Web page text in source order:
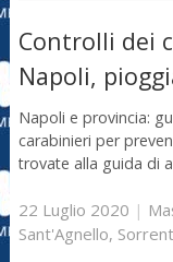
Controlli dei
Napoli,
Napoli e provincia:
carabinieri per
trovate alla guida di
22 Luglio 2020 |
Sant'Agnello,